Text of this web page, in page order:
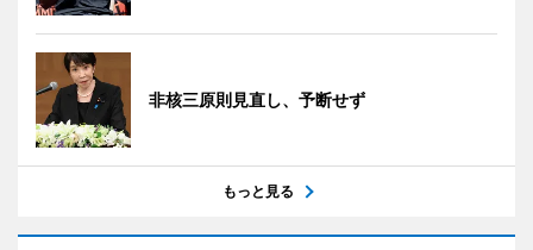
非核三原則見直し、予断せず
もっと見る